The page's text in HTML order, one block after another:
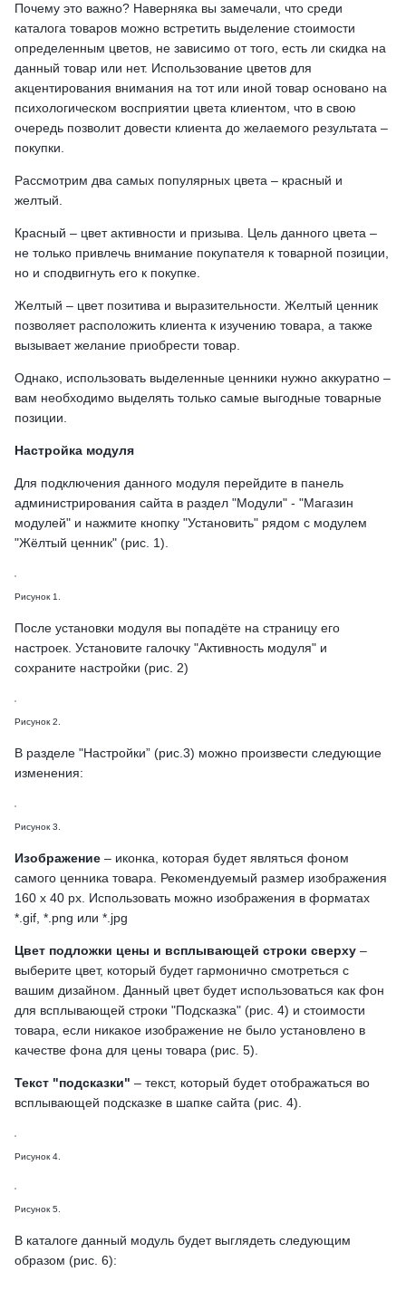
Почему это важно? Наверняка вы замечали, что среди
каталога товаров можно встретить выделение стоимости
определенным цветов, не зависимо от того, есть ли скидка на
данный товар или нет. Использование цветов для
акцентирования внимания на тот или иной товар основано на
психологическом восприятии цвета клиентом, что в свою
очередь позволит довести клиента до желаемого результата –
покупки.
Рассмотрим два самых популярных цвета – красный и
желтый.
Красный – цвет активности и призыва. Цель данного цвета –
не только привлечь внимание покупателя к товарной позиции,
но и сподвигнуть его к покупке.
Желтый – цвет позитива и выразительности. Желтый ценник
позволяет расположить клиента к изучению товара, а также
вызывает желание приобрести товар.
Однако, использовать выделенные ценники нужно аккуратно –
вам необходимо выделять только самые выгодные товарные
позиции.
Настройка модуля
Для подключения данного модуля перейдите в панель
администрирования сайта в раздел "Модули" - "Магазин
модулей" и нажмите кнопку "Установить" рядом с модулем
"Жёлтый ценник" (рис. 1).
Рисунок 1.
После установки модуля вы попадёте на страницу его
настроек. Установите галочку "Активность модуля" и
сохраните настройки (рис. 2)
Рисунок 2.
В разделе "Настройки” (рис.3) можно произвести следующие
изменения:
Рисунок 3.
Изображение – иконка, которая будет являться фоном
самого ценника товара. Рекомендуемый размер изображения
160 x 40 px. Использовать можно изображения в форматах
*.gif, *.png или *.jpg
Цвет подложки цены и всплывающей строки сверху –
выберите цвет, который будет гармонично смотреться с
вашим дизайном. Данный цвет будет использоваться как фон
для всплывающей строки "Подсказка" (рис. 4) и стоимости
товара, если никакое изображение не было установлено в
качестве фона для цены товара (рис. 5).
Текст "подсказки" – текст, который будет отображаться во
всплывающей подсказке в шапке сайта (рис. 4).
Рисунок 4.
Рисунок 5.
В каталоге данный модуль будет выглядеть следующим
образом (рис. 6):